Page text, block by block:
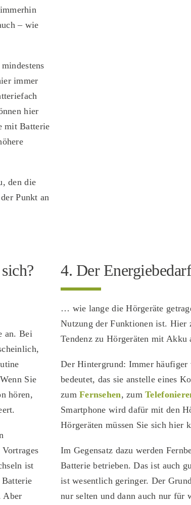
– wie
immer
hier
mit Batterie
den die
Punkt an
an. Bei
Sie
hören,
ist
Aber
4. Der
… wie lange die Hörgeräte
Nutzung der Funktionen ist. Hier
Tendenz zu Hör­geräten mit Akku
Der Hintergrund: Immer häufiger
bedeutet, das sie anstelle eines
zumFernsehen, zum
Smartphone wird dafür mit den
Hörgeräten müssen Sie sich hier
Im Gegensatz dazu werden
Batterie betrieben. Das ist auch
ist wesentlich geringer. Der
nur selten und dann auch nur für